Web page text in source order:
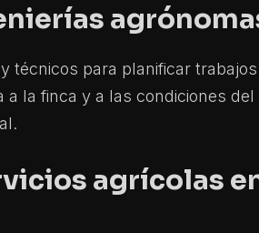
técnicos para planificar
la finca y a las condiciones del
agrícolas